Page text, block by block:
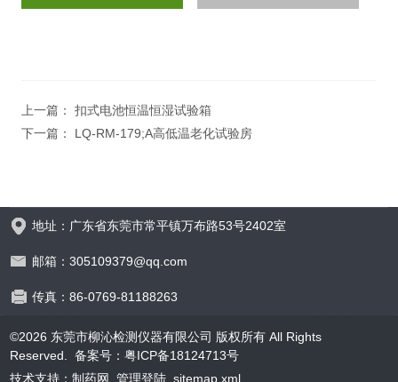
上一篇： 扣式电池恒温恒湿试验箱
下一篇： LQ-RM-179;A高低温老化试验房
地址：广东省东莞市常平镇万布路53号2402室
邮箱：305109379@qq.com
传真：86-0769-81188263
©2026 东莞市柳沁检测仪器有限公司 版权所有 All Rights
Reserved.备案号：粤ICP备18124713号
技术支持：制药网 管理登陆 sitemap.xml